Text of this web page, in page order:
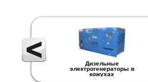
Дизельные
электрогенераторы в
кожухах